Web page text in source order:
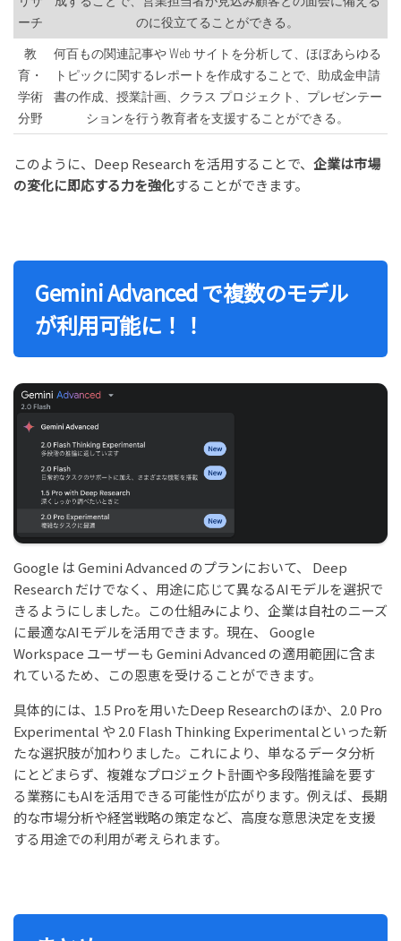
ーチ
のに役立てることができる。
教
育・
学術
分野
何百もの関連記事や Web サイトを分析して、ほぼあらゆる
トピックに関するレポートを作成することで、助成金申請
書の作成、授業計画、クラス プロジェクト、プレゼンテー
ションを行う教育者を支援することができる。
このように、Deep Research を活用することで、 企業は市場
の変化に即応する力を強化することができます。
Gemini Advanced で複数のモデル
が利用可能に！！
Google は Gemini Advanced のプランにおいて、 Deep
Research だけでなく、用途に応じて異なるAIモデルを選択で
きるようにしました。この仕組みにより、企業は自社のニーズ
に最適なAIモデルを活用できます。現在、 Google
Workspace ユーザーも Gemini Advanced の適用範囲に含ま
れているため、この恩恵を受けることができます。
具体的には、1.5 Proを用いたDeep Researchのほか、2.0 Pro
Experimental や 2.0 Flash Thinking Experimentalといった新
たな選択肢が加わりました。これにより、単なるデータ分析
にとどまらず、複雑なプロジェクト計画や多段階推論を要す
る業務にもAIを活用できる可能性が広がります。例えば、長期
的な市場分析や経営戦略の策定など、高度な意思決定を支援
する用途での利用が考えられます。